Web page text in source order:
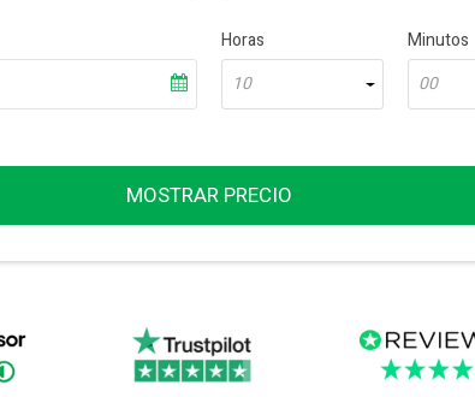
Horas
10
Minutos
00
MOSTRAR PRECIO